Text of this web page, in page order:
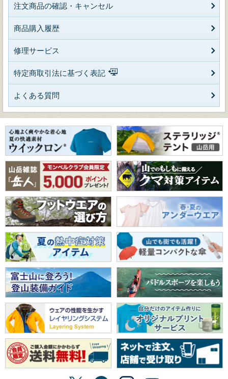
注文商品の確認・キャンセル
商品購入履歴
修理サービス
特定商取引法に基づく表記
よくある質問